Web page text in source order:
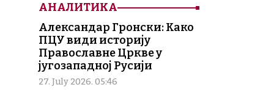
АНАЛИТИКА
Александар Гронски: Како
ПЦУ види историју
Православне Цркве у
југозападној Русији
27. July 2026. 05:46